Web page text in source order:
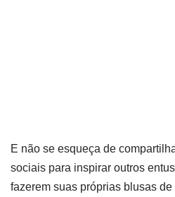
E não se esqueça de
sociais para inspirar outros
fazerem suas próprias blusas